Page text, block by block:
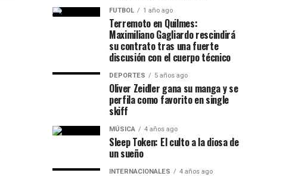
FUTBOL 1 año ago
Terremoto en Quilmes:
Maximiliano Gagliardo rescindirá
su contrato tras una fuerte
discusión con el cuerpo técnico
DEPORTES 5 años ago
Oliver Zeidler gana su manga y se
perfila como favorito en single
skiff
MÚSICA 4 años ago
Sleep Token: El culto a la diosa de
un sueño
INTERNACIONALES 4 años ago